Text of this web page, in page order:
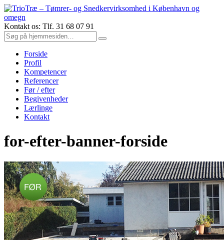
Kontakt os: Tlf. 31 68 07 91
Forside
Profil
Kompetencer
Referencer
Før / efter
Begivenheder
Lærlinge
Kontakt
for-efter-banner-forside